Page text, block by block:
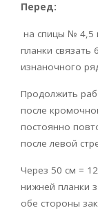
Перед:
на спицы № 4,5
планки связать
изнаночного
Продолжить
после
постоянно
после левой
Через 50 см =
нижней планки
обе стороны